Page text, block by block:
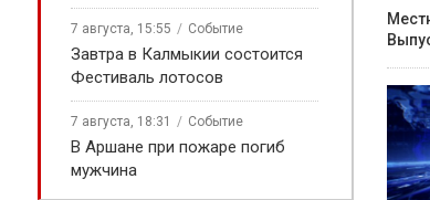
7 августа, 15:55 Событие
Завтра в Калмыкии состоится
Фестиваль лотосов
7 августа, 18:31 Событие
В Аршане при пожаре погиб
мужчина